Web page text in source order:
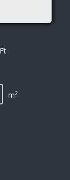
m2